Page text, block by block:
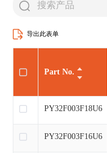
导出此表单
Part No.
PY32F003F18U6-E
PY32F003F16U6-E